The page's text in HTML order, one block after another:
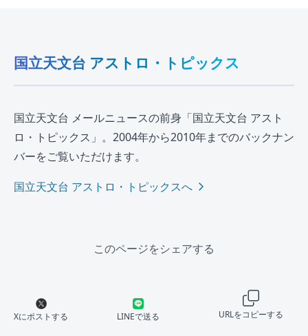
国立天文台 アストロ・トピックス
国立天文台 メールニュースの前身「国立天文台 アスト
ロ・トピックス」。2004年から2010年までのバックナン
バーをご覧いただけます。
国立天文台 アストロ・トピックスへ
このページをシェアする
Xにポストする LINEで送る URLをコピーする